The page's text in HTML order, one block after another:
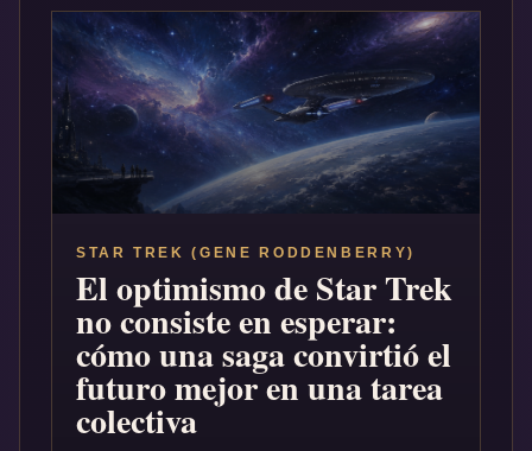
STAR TREK (GENE RODDENBERRY)
El optimismo de Star Trek
no consiste en esperar:
cómo una saga convirtió el
futuro mejor en una tarea
colectiva